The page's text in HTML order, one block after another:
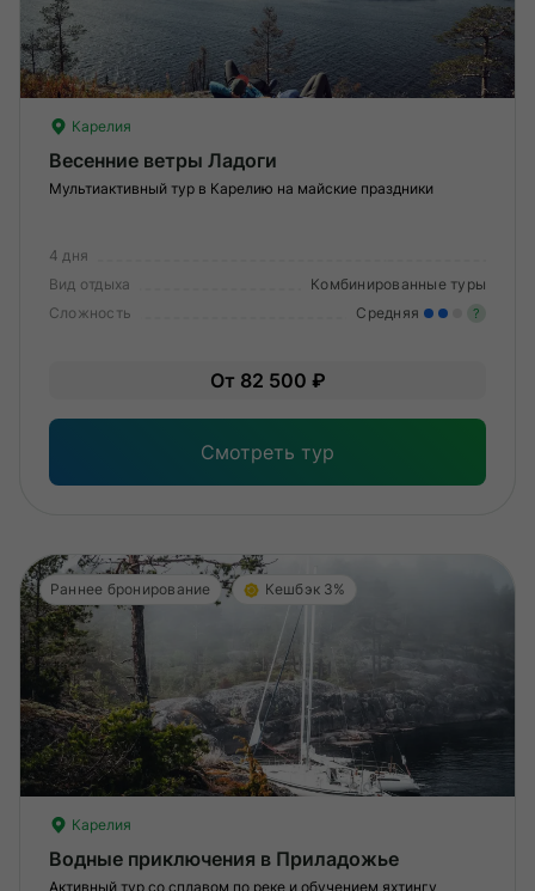
Карелия
Весенние ветры Ладоги
Мультиактивный тур в Карелию на майские праздники
4 дня
Вид отдыха
Комбинированные туры
Сложность
Средняя ?
От 82 500 ₽
Смотреть тур
Раннее бронирование Кешбэк 3%
Карелия
Водные приключения в Приладожье
Активный тур со сплавом по реке и обучением яхтингу